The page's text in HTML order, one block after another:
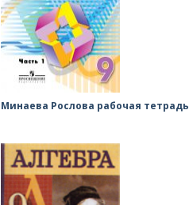
Минаева Рослова рабочая тетрадь